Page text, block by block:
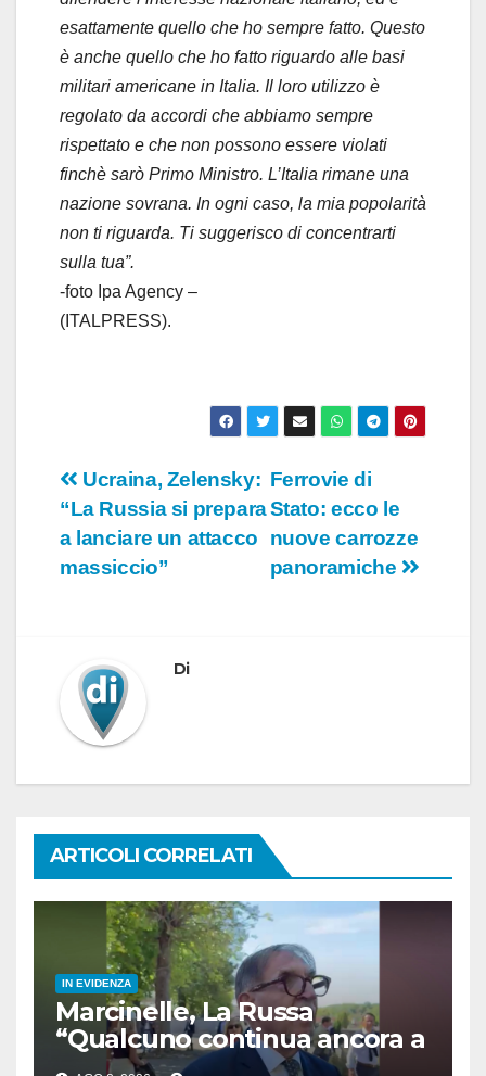
esattamente quello che ho sempre fatto. Questo
è anche quello che ho fatto riguardo alle basi
militari americane in Italia. Il loro utilizzo è
regolato da accordi che abbiamo sempre
rispettato e che non possono essere violati
finchè sarò Primo Ministro. L’Italia rimane una
nazione sovrana. In ogni caso, la mia popolarità
non ti riguarda. Ti suggerisco di concentrarti
sulla tua”.
-foto Ipa Agency –
(ITALPRESS).
Navigazione
articoli
Ferrovie di
Stato: ecco le
nuove carrozze
panoramiche
Ucraina, Zelensky:
“La Russia si prepara
a lanciare un attacco
massiccio”
Di
ARTICOLI CORRELATI
IN EVIDENZA
Marcinelle, La Russa
“Qualcuno continua ancora a
voltare le spalle”